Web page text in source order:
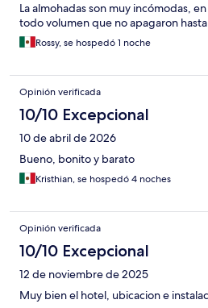
La almohadas son muy incómodas,
todo volumen que no apagaron hasta
Rossy, se hospedó 1 noche
Opinión verificada
10/10 Excepcional
10 de abril de 2026
Bueno, bonito y barato
Kristhian, se hospedó 4 noches
Opinión verificada
10/10 Excepcional
12 de noviembre de 2025
Muy bien el hotel, ubicacion e